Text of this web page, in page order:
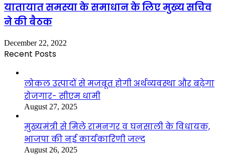
यातायात समस्या के समाधान के लिए मुख्य सचिव
ने की बैठक
December 22, 2022
Recent Posts
लोकल उत्पादों से मजबूत होगी अर्थव्यवस्था और बढ़ेगा
रोजगार- सीएम धामी
August 27, 2025
मुख्यमंत्री से मिले रामनगर व घनसाली के विधायक,
भाजपा की नई कार्यकारिणी जल्द
August 26, 2025